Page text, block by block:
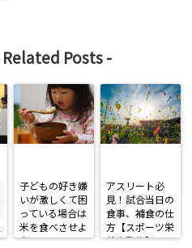
Related Posts-
子どもの好き嫌
いが激しくて困
っている場合は
米を食べさせよ
う！
アスリート必
見！試合当日の
食事、補食の仕
方【スポーツ栄
養士監修】